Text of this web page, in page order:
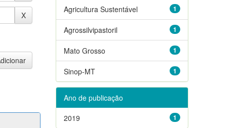
1
Agricultura Sustentável
1
Agrossilvipastoril
1
Mato Grosso
1
Sinop-MT
Ano de publicação
1
2019